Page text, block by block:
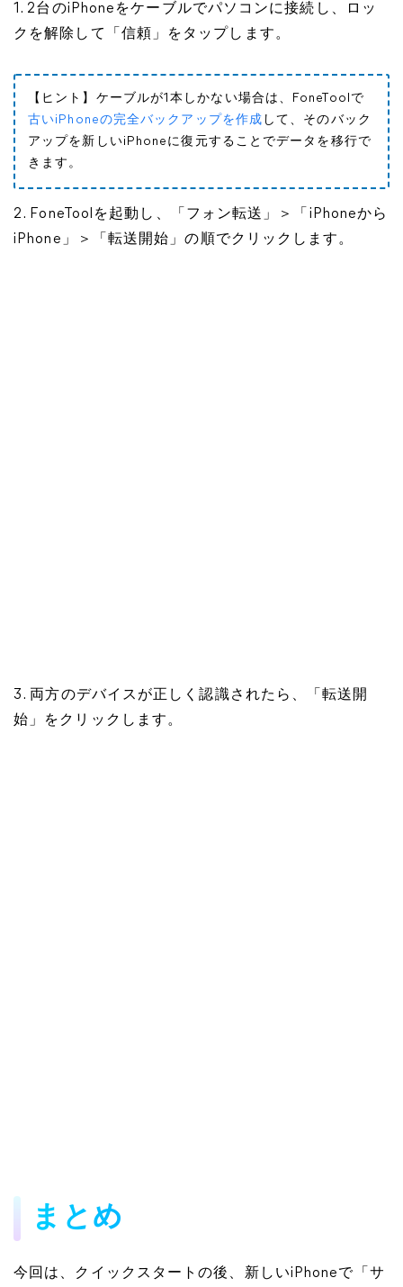
1. 2台のiPhoneをケーブルでパソコンに接続し、ロッ
クを解除して「信頼」をタップします。
【ヒント】ケーブルが1本しかない場合は、FoneToolで
古いiPhoneの完全バックアップを作成 して、そのバック
アップを新しいiPhoneに復元することでデータを移行で
きます。
2. FoneToolを起動し、「フォン転送」＞「iPhoneから
iPhone」＞「転送開始」の順でクリックします。
3. 両方のデバイスが正しく認識されたら、「転送開
始」をクリックします。
まとめ
今回は、クイックスタートの後、新しいiPhoneで「サ